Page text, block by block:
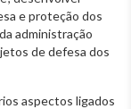
e proteção dos
administração
de defesa dos
aspectos ligados